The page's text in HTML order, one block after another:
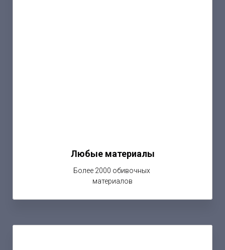
Любые материалы
Более 2000 обивочных
материалов